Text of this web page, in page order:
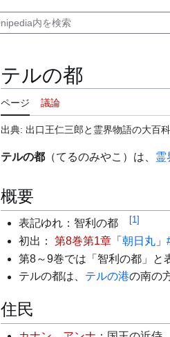
テルの都
ページ 議論
出典: 出口王仁三郎と霊界物語の大百
テルの都 （てるのみやこ）は、 霊
概要
表記ゆれ：智利の都 [1]
初出： 第8巻第1章「 朝日丸」
第8～9巻では「智利の都」と
テルの都は、 テルの港の南の
住民